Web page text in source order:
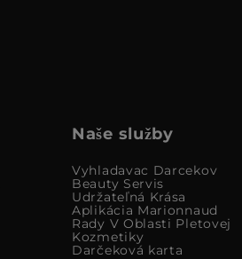
Naše služby
Vyhladavac Darcekov
Beauty Servis
Udržateľná Krása
Aplikácia Marionnaud
Rady V Oblasti Pletovej
Kozmetiky
Darčeková karta